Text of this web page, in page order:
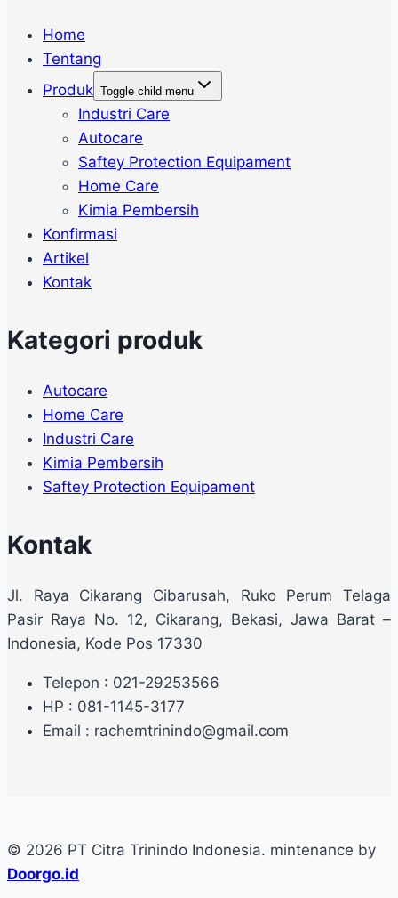
Home
Tentang
Produk Toggle child menu
Industri Care
Autocare
Saftey Protection Equipament
Home Care
Kimia Pembersih
Konfirmasi
Artikel
Kontak
Kategori produk
Autocare
Home Care
Industri Care
Kimia Pembersih
Saftey Protection Equipament
Kontak
Jl. Raya Cikarang Cibarusah, Ruko Perum Telaga
Pasir Raya No. 12, Cikarang, Bekasi, Jawa Barat –
Indonesia, Kode Pos 17330
Telepon : 021-29253566
HP : 081-1145-3177
Email : rachemtrinindo@gmail.com
© 2026 PT Citra Trinindo Indonesia. mintenance by
Doorgo.id